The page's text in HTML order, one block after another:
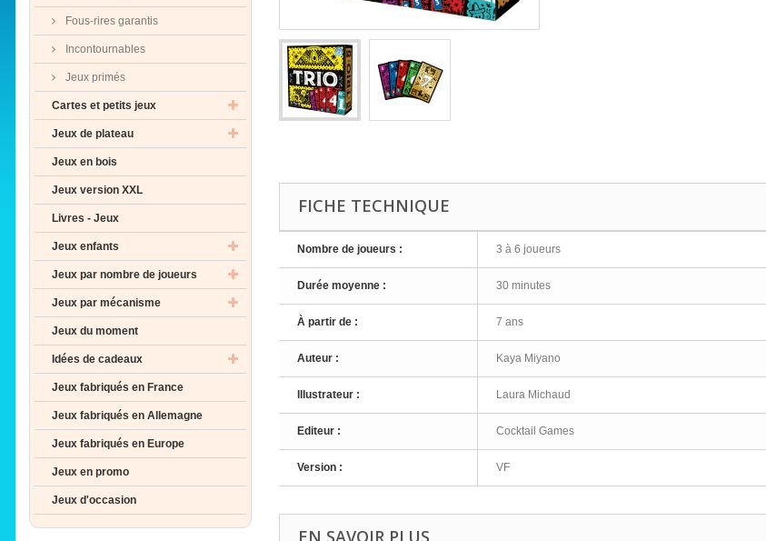
Fous-rires garantis
Incontournables
Jeux primés
Cartes et petits jeux
Jeux de plateau
Jeux en bois
Jeux version XXL
Livres - Jeux
Jeux enfants
Jeux par nombre de joueurs
Jeux par mécanisme
Jeux du moment
Idées de cadeaux
Jeux fabriqués en France
Jeux fabriqués en Allemagne
Jeux fabriqués en Europe
Jeux en promo
Jeux d'occasion
FICHE TECHNIQUE
Nombre de joueurs : 3 à 6 joueurs
Durée moyenne : 30 minutes
À partir de : 7 ans
Auteur : Kaya Miyano
Illustrateur : Laura Michaud
Editeur : Cocktail Games
Version : VF
EN SAVOIR PLUS